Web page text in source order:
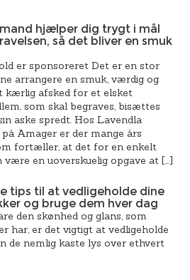
hjælper dig trygt i mål
så det bliver en smuk
er sponsoreret Det er en stor
arrangere en smuk, værdig og
kærlig afsked for et elsket
som skal begraves, bisættes
aske spredt. Hos Lavendla
Amager er der mange års
fortæller, at det for en enkelt
være en uoverskuelig opgave at […]
tips til at vedligeholde dine
og bruge dem hver dag
den skønhed og glans, som
har, er det vigtigt at vedligeholde
de nemlig kaste lys over ethvert